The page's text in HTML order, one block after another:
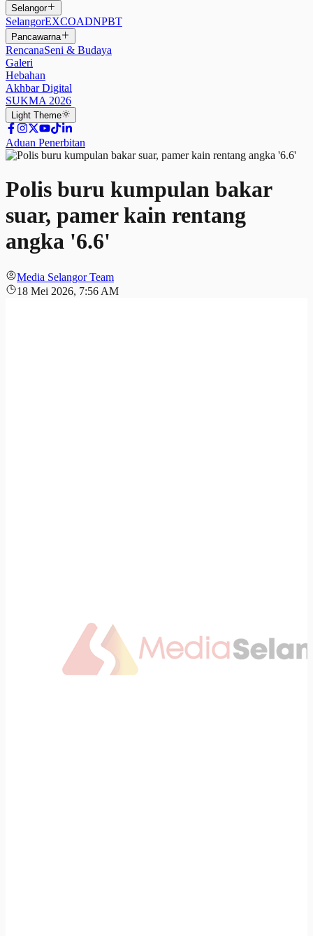
Selangor
SelangorEXCOADNPBT
Pancawarna
RencanaSeni & Budaya
Galeri
Hebahan
Akhbar Digital
SUKMA 2026
Light Theme
Aduan Penerbitan
Polis buru kumpulan bakar
suar, pamer kain rentang
angka '6.6'
Media Selangor Team
18 Mei 2026, 7:56 AM